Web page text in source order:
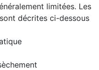
limitées. Les
décrites ci-dessous